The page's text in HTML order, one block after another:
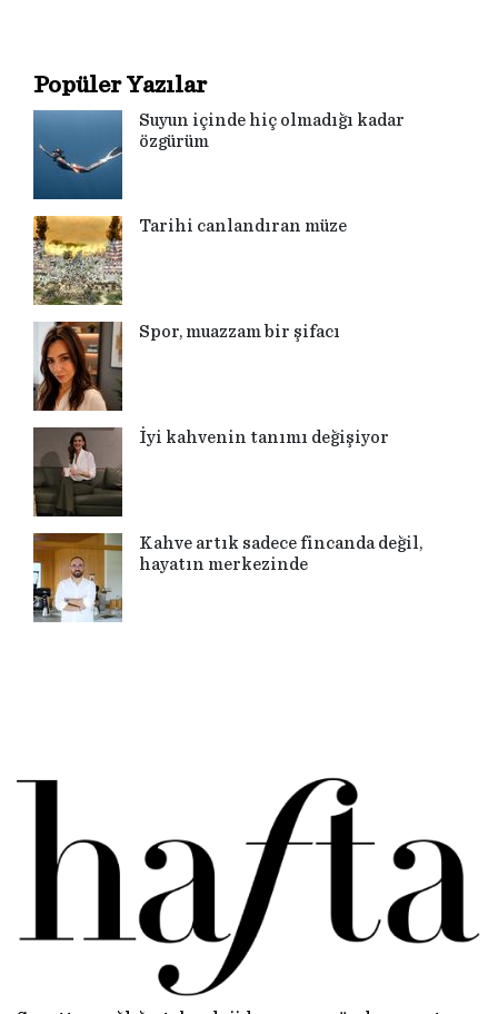
Popüler Yazılar
Suyun içinde hiç olmadığı kadar
özgürüm
Tarihi canlandıran müze
Spor, muazzam bir şifacı
İyi kahvenin tanımı değişiyor
Kahve artık sadece fincanda değil,
hayatın merkezinde